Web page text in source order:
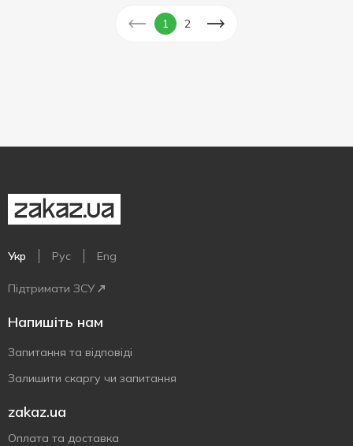
1 2
Укр Рус Eng
Підтримати ЗСУ
Напишіть нам
Запитання та відповіді
Залишити скаргу чи запитання
zakaz.ua
Оплата та доставка